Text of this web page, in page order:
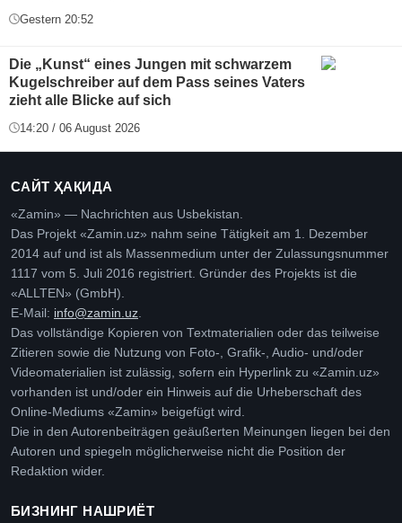
Gestern 20:52
Die „Kunst“ eines Jungen mit schwarzem
Kugelschreiber auf dem Pass seines Vaters
zieht alle Blicke auf sich
14:20 / 06 August 2026
САЙТ ҲАҚИДА
«Zamin» — Nachrichten aus Usbekistan.
Das Projekt «Zamin.uz» nahm seine Tätigkeit am 1. Dezember
2014 auf und ist als Massenmedium unter der Zulassungsnummer
1117 vom 5. Juli 2016 registriert. Gründer des Projekts ist die
«ALLTEN» (GmbH).
E-Mail: info@zamin.uz
Das vollständige Kopieren von Textmaterialien oder das teilweise
Zitieren sowie die Nutzung von Foto-, Grafik-, Audio- und/oder
Videomaterialien ist zulässig, sofern ein Hyperlink zu «Zamin.uz»
vorhanden ist und/oder ein Hinweis auf die Urheberschaft des
Online-Mediums «Zamin» beigefügt wird.
Die in den Autorenbeiträgen geäußerten Meinungen liegen bei den
Autoren und spiegeln möglicherweise nicht die Position der
Redaktion wider.
БИЗНИНГ НАШРИЁТ